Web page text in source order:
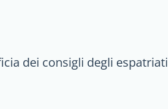
Foto
dei consigli degli espatriati